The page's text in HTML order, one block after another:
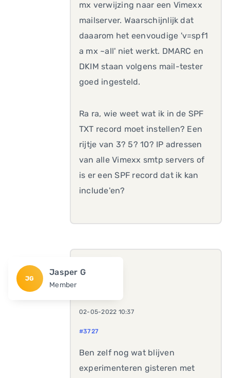
mx verwijzing naar een Vimexx
mailserver. Waarschijnlijk dat
daaarom het eenvoudige 'v=spf1
a mx ~all' niet werkt. DMARC en
DKIM staan volgens mail-tester
goed ingesteld.
Ra ra, wie weet wat ik in de SPF
TXT record moet instellen? Een
rijtje van 3? 5? 10? IP adressen
van alle Vimexx smtp servers of
is er een SPF record dat ik kan
include'en?
JG
Jasper G
Member
02-05-2022 10:37
#3727
Ben zelf nog wat blijven
experimenteren gisteren met